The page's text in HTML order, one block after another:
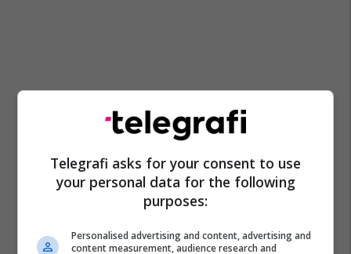
Telegrafi asks for your consent to use
your personal data for the following
purposes:
Personalised advertising and content, advertising and
content measurement, audience research and